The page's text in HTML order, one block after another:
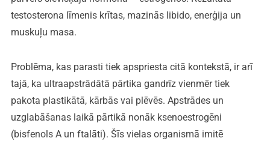
testosterona līmenis krītas, mazinās libido, enerģija un
muskuļu masa.
Problēma, kas parasti tiek apspriesta citā kontekstā, ir arī
tajā, ka ultraapstrādātā pārtika gandrīz vienmēr tiek
pakota plastikātā, kārbās vai plēvēs. Apstrādes un
uzglabāšanas laikā pārtikā nonāk ksenoestrogēni
(bisfenols A un ftalāti). Šīs vielas organismā imitē